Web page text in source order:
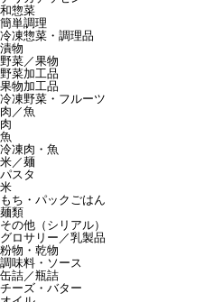
和惣菜
簡単調理
冷凍惣菜・調理品
漬物
野菜／果物
野菜加工品
果物加工品
冷凍野菜・フルーツ
肉／魚
肉
魚
冷凍肉・魚
米／麺
パスタ
米
もち・パックごはん
麺類
その他（シリアル）
グロサリー／乳製品
粉物・乾物
調味料・ソース
缶詰／瓶詰
チーズ・バター